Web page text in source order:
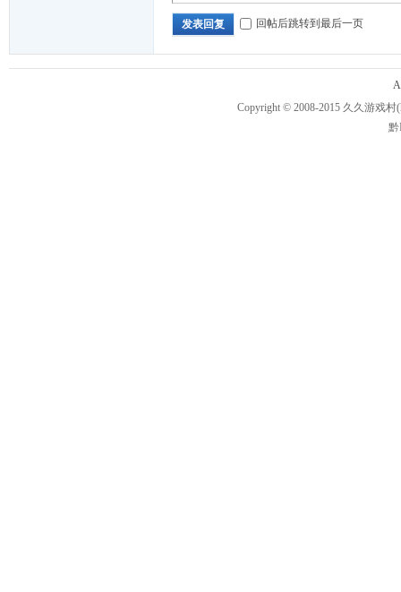
发表回复 回帖后跳转到最后一页
Copyright © 2008-2015 久久游戏村
黔